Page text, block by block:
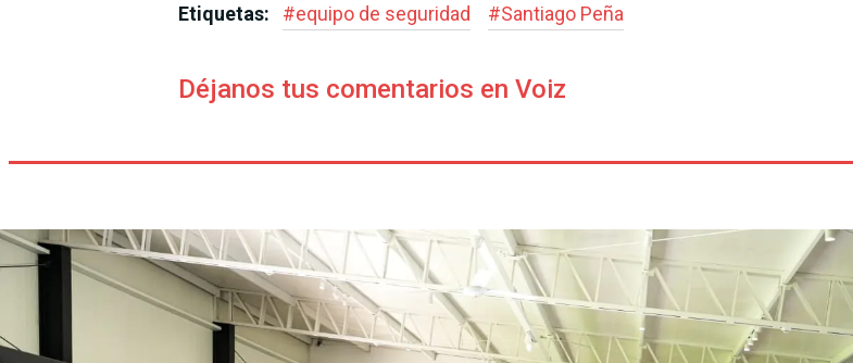
Etiquetas: #equipo de seguridad #Santiago Peña
Déjanos tus comentarios en Voiz